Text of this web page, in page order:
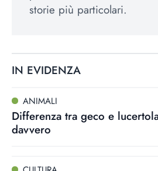
storie più particolari.
IN EVIDENZA
ANIMALI
Differenza tra geco e
davvero